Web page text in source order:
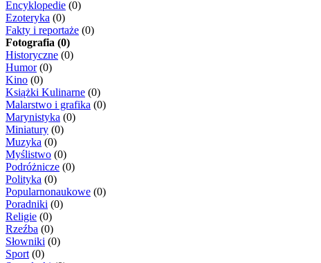
Encyklopedie (0)
Ezoteryka (0)
Fakty i reportaże (0)
Fotografia (0)
Historyczne (0)
Humor(0)
Kino (0)
Książki Kulinarne (0)
Malarstwo i grafika (0)
Marynistyka (0)
Miniatury (0)
Muzyka (0)
Myślistwo (0)
Podróżnicze (0)
Polityka (0)
Popularnonaukowe (0)
Poradniki (0)
Religie (0)
Rzeźba (0)
Słowniki (0)
Sport (0)